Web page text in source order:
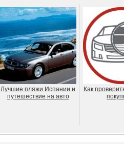
Лучшие пляжи Испании и
путешествие на авто
Как